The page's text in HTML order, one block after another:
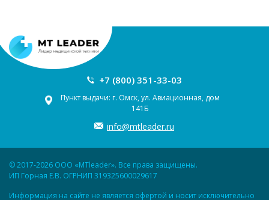
+7 (800) 351-33-03
Пункт выдачи: г. Омск, ул. Авиационная, дом
141Б
info@mtleader.ru
© 2017-2026 ООО «MTleader». Все права защищены.
ИП Горная Е.В. ОГРНИП 319325600029617
Информация на сайте не является офертой и носит исключительно